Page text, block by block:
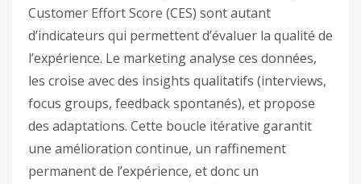
Customer Effort Score (CES) sont autant
d’indicateurs qui permettent d’évaluer la qualité de
l’expérience. Le marketing analyse ces données,
les croise avec des insights qualitatifs (interviews,
focus groups, feedback spontanés), et propose
des adaptations. Cette boucle itérative garantit
une amélioration continue, un raffinement
permanent de l’expérience, et donc un